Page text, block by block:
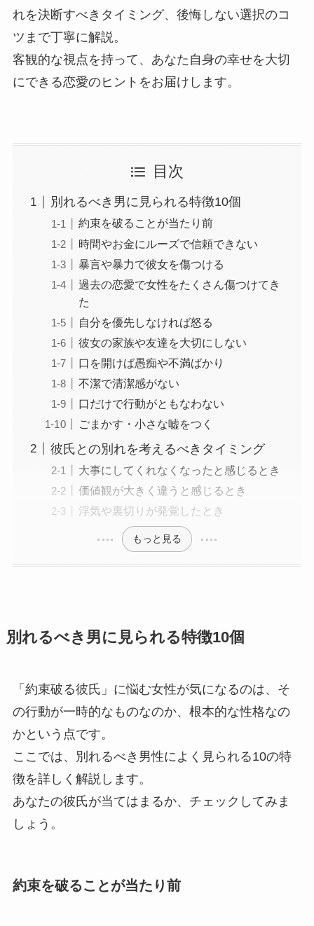
れを決断すべきタイミング、後悔しない選択のコ
ツまで丁寧に解説。
客観的な視点を持って、あなた自身の幸せを大切
にできる恋愛のヒントをお届けします。
目次
別れるべき男に見られる特徴10個
約束を破ることが当たり前
時間やお金にルーズで信頼できない
暴言や暴力で彼女を傷つける
過去の恋愛で女性をたくさん傷つけてき
た
自分を優先しなければ怒る
彼女の家族や友達を大切にしない
口を開けば愚痴や不満ばかり
不潔で清潔感がない
口だけで行動がともなわない
ごまかす・小さな嘘をつく
彼氏との別れを考えるべきタイミング
大事にしてくれなくなったと感じるとき
価値観が大きく違うと感じるとき
浮気や裏切りが発覚したとき
もっと見る
別れるべき男に見られる特徴10個
「約束破る彼氏」に悩む女性が気になるのは、そ
の行動が一時的なものなのか、根本的な性格なの
かという点です。
ここでは、別れるべき男性によく見られる10の特
徴を詳しく解説します。
あなたの彼氏が当てはまるか、チェックしてみま
しょう。
約束を破ることが当たり前